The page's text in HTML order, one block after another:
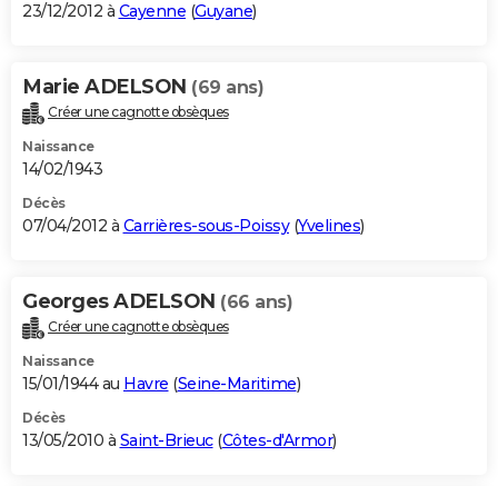
23/12/2012 à Cayenne (Guyane)
Marie ADELSON (69 ans)
Créer une cagnotte obsèques
Naissance
14/02/1943
Décès
07/04/2012 à Carrières-sous-Poissy(Yvelines)
Georges ADELSON (66 ans)
Créer une cagnotte obsèques
Naissance
15/01/1944 au Havre (Seine-Maritime)
Décès
13/05/2010 à Saint-Brieuc(Côtes-d'Armor)